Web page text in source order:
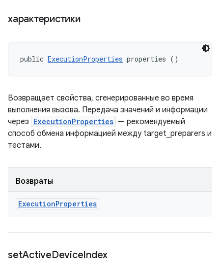
характеристики
public ExecutionProperties properties ()
Возвращает свойства, сгенерированные во время
выполнения вызова. Передача значений и информации
через ExecutionProperties — рекомендуемый
способ обмена информацией между target_preparers и
тестами.
Возвраты
ExecutionProperties
setActiveDeviceIndex